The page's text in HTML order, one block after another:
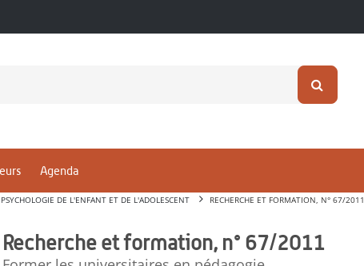
Agenda
DE L'ENFANT ET DE L'ADOLESCENT RECHERCHE ET FORMATION, N° 67/2011
Recherche et formation, n° 67/2011